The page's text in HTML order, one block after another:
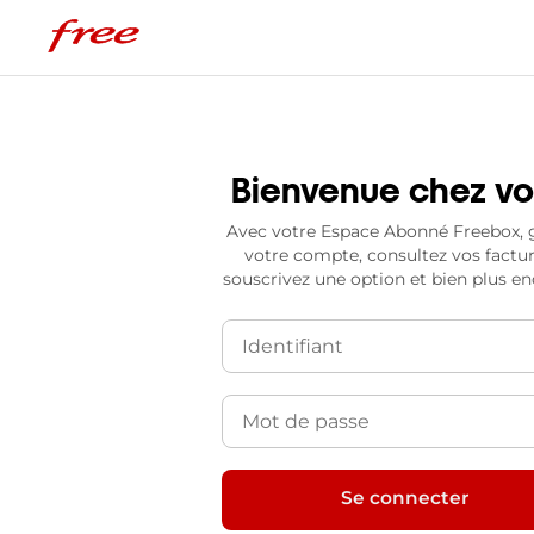
Bienvenue chez
Avec votre Espace Abonné Freebox,
votre compte, consultez vos
souscrivez une option et bien plus
Se connecter